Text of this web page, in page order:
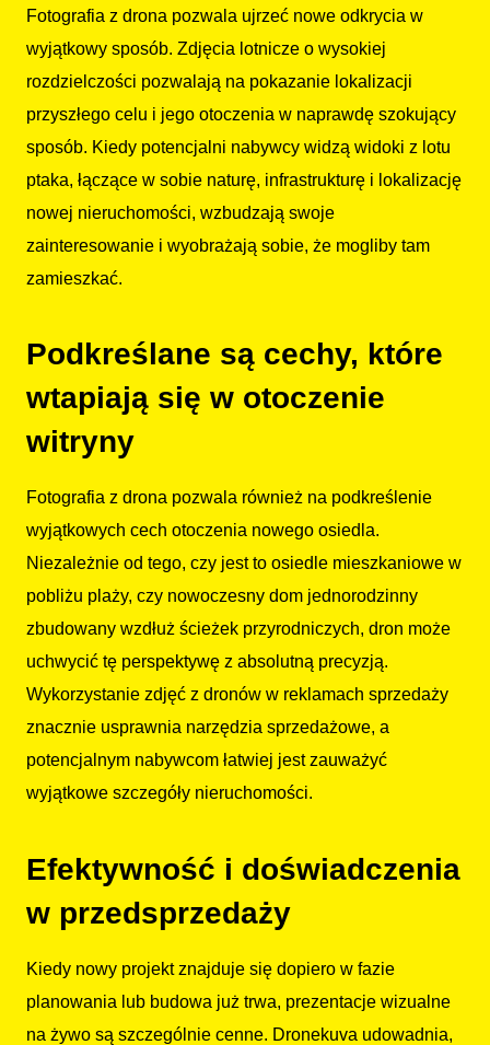
Fotografia z drona pozwala ujrzeć nowe odkrycia w
wyjątkowy sposób. Zdjęcia lotnicze o wysokiej
rozdzielczości pozwalają na pokazanie lokalizacji
przyszłego celu i jego otoczenia w naprawdę szokujący
sposób. Kiedy potencjalni nabywcy widzą widoki z lotu
ptaka, łączące w sobie naturę, infrastrukturę i lokalizację
nowej nieruchomości, wzbudzają swoje
zainteresowanie i wyobrażają sobie, że mogliby tam
zamieszkać.
Podkreślane są cechy, które
wtapiają się w otoczenie
witryny
Fotografia z drona pozwala również na podkreślenie
wyjątkowych cech otoczenia nowego osiedla.
Niezależnie od tego, czy jest to osiedle mieszkaniowe w
pobliżu plaży, czy nowoczesny dom jednorodzinny
zbudowany wzdłuż ścieżek przyrodniczych, dron może
uchwycić tę perspektywę z absolutną precyzją.
Wykorzystanie zdjęć z dronów w reklamach sprzedaży
znacznie usprawnia narzędzia sprzedażowe, a
potencjalnym nabywcom łatwiej jest zauważyć
wyjątkowe szczegóły nieruchomości.
Efektywność i doświadczenia
w przedsprzedaży
Kiedy nowy projekt znajduje się dopiero w fazie
planowania lub budowa już trwa, prezentacje wizualne
na żywo są szczególnie cenne. Dronekuva udowadnia,